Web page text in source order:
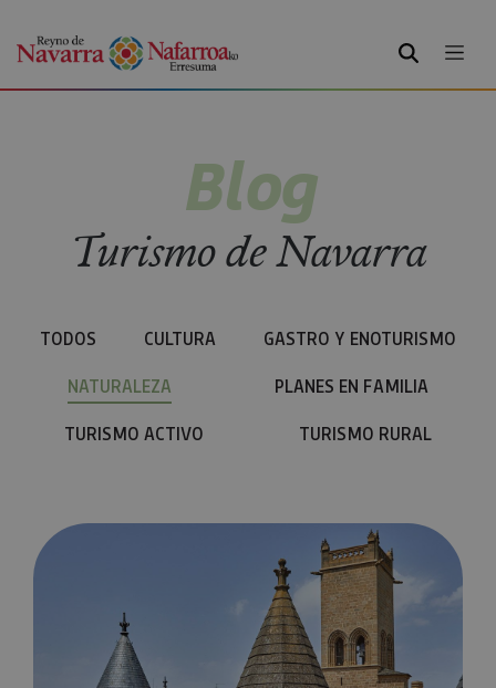
BUSCAR
Blog
Turismo de Navarra
TODOS CULTURA GASTRO Y ENOTURISMO
NATURALEZA PLANES EN FAMILIA
TURISMO ACTIVO TURISMO RURAL
7 lugares increíbles para visitar en Navarra